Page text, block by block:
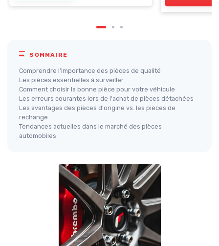
SOMMAIRE
Comprendre l'importance des pièces de qualité
Les pièces essentielles à surveiller
Comment choisir la bonne pièce pour votre véhicule
Les erreurs courantes lors de l'achat de pièces détachées
Les avantages des pièces d'origine vs. les pièces de
rechange
Tendances actuelles dans le marché des pièces
automobiles